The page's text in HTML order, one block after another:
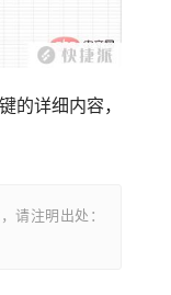
的详细内容，
请注明出处：